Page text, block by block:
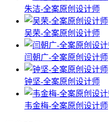
朱洁-全案原创设计师
吴荣-全案原创设计师
闫朝广-全案原创设计师
钟坚-全案原创设计师
韦金梅-全案原创设计师